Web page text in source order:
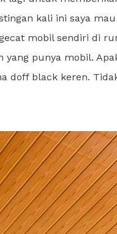
kali ini saya
mobil sendiri di
yang punya mobil.
doff black keren.